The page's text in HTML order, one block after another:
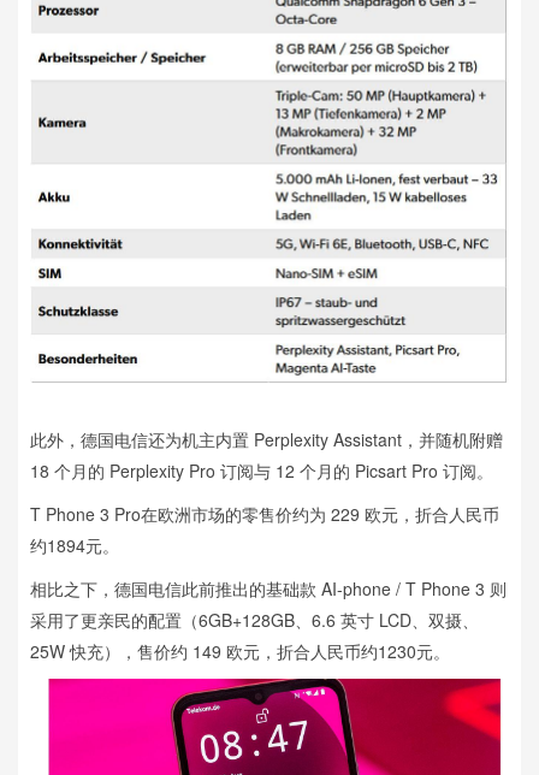
此外，德国电信还为机主内置 Perplexity Assistant，并随机附赠
18 个月的 Perplexity Pro 订阅与 12 个月的 Picsart Pro 订阅。
T Phone 3 Pro在欧洲市场的零售价约为 229 欧元，折合人民币
约1894元。
相比之下，德国电信此前推出的基础款 AI-phone / T Phone 3 则
采用了更亲民的配置（6GB+128GB、6.6 英寸 LCD、双摄、
25W 快充），售价约 149 欧元，折合人民币约1230元。